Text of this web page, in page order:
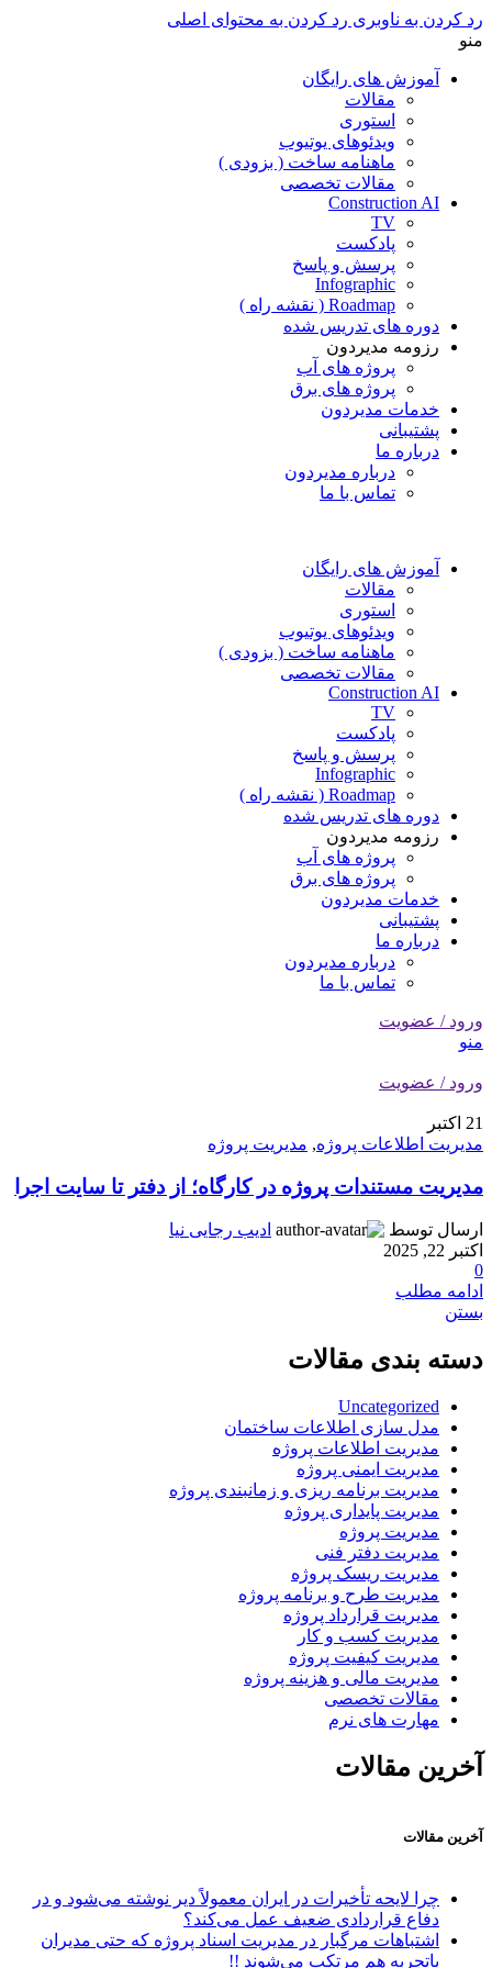
رد کردن به ناوبری رد کردن به محتوای اصلی
منو
آموزش های رایگان
مقالات
استوری
ویدئوهای یوتیوب
ماهنامه ساخت ( بزودی )
مقالات تخصصی
Construction AI
TV
پادکست
پرسش و پاسخ
Infographic
Roadmap ( نقشه راه )
دوره های تدریس شده
رزومه مدیردون
پروژه های آب
پروژه های برق
خدمات مدیردون
پشتیبانی
درباره ما
درباره مدیردون
تماس با ما
آموزش های رایگان
مقالات
استوری
ویدئوهای یوتیوب
ماهنامه ساخت ( بزودی )
مقالات تخصصی
Construction AI
TV
پادکست
پرسش و پاسخ
Infographic
Roadmap ( نقشه راه )
دوره های تدریس شده
رزومه مدیردون
پروژه های آب
پروژه های برق
خدمات مدیردون
پشتیبانی
درباره ما
درباره مدیردون
تماس با ما
ورود / عضویت
منو
ورود / عضویت
21 اکتبر
مدیریت اطلاعات پروژه, مدیریت پروژه
مدیریت مستندات پروژه در کارگاه؛ از دفتر تا سایت اجرا
ارسال توسط
ادیب رجایی نیا
اکتبر 22, 2025
0
ادامه مطلب
بستن
دسته بندی مقالات
Uncategorized
مدل سازی اطلاعات ساختمان
مدیریت اطلاعات پروژه
مدیریت ایمنی پروژه
مدیریت برنامه ریزی و زمانبندی پروژه
مدیریت پایداری پروژه
مدیریت پروژه
مدیریت دفتر فنی
مدیریت ریسک پروژه
مدیریت طرح و برنامه پروژه
مدیریت قرارداد پروژه
مدیریت کسب و کار
مدیریت کیفیت پروژه
مدیریت مالی و هزینه پروژه
مقالات تخصصی
مهارت های نرم
آخرین مقالات
آخرین مقالات
چرا لایحه تأخیرات در ایران معمولاً دیر نوشته می‌شود و در
دفاع قراردادی ضعیف عمل می‌کند؟
اشتباهات مرگبار در مدیریت اسناد پروژه که حتی مدیران
باتجربه هم مرتکب می‌شوند !!